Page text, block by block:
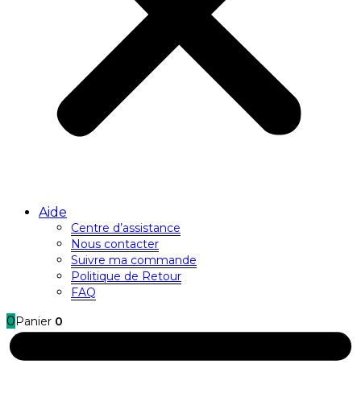
Aide
Centre d’assistance
Nous contacter
Suivre ma commande
Politique de Retour
FAQ
0 Panier 0